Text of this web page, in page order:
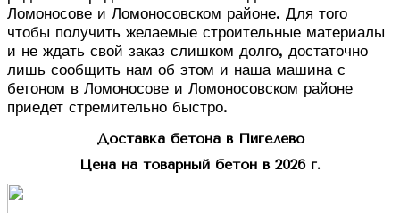
Ломоносове и Ломоносовском районе. Для того
чтобы получить желаемые строительные материалы
и не ждать свой заказ слишком долго, достаточно
лишь сообщить нам об этом и наша машина с
бетоном в Ломоносове и Ломоносовском районе
приедет стремительно быстро.
Доставка бетона в Пигелево
Цена на товарный бетон в 2026 г.